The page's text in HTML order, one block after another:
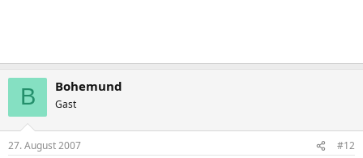
B Bohemund
Gast
27. August 2007 #12